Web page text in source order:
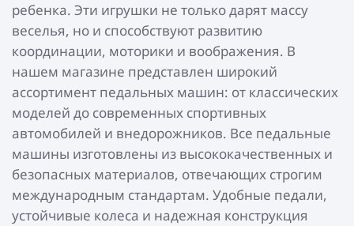
ребенка. Эти игрушки не только дарят массу
веселья, но и способствуют развитию
координации, моторики и воображения. В
нашем магазине представлен широкий
ассортимент педальных машин: от классических
моделей до современных спортивных
автомобилей и внедорожников. Все педальные
машины изготовлены из высококачественных и
безопасных материалов, отвечающих строгим
международным стандартам. Удобные педали,
устойчивые колеса и надежная конструкция